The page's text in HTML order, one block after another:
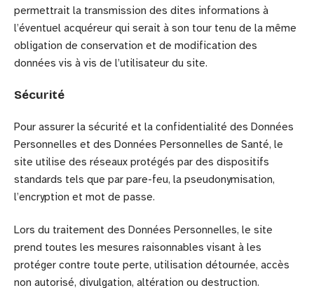
permettrait la transmission des dites informations à
l’éventuel acquéreur qui serait à son tour tenu de la même
obligation de conservation et de modification des
données vis à vis de l’utilisateur du site.
Sécurité
Pour assurer la sécurité et la confidentialité des Données
Personnelles et des Données Personnelles de Santé, le
site utilise des réseaux protégés par des dispositifs
standards tels que par pare-feu, la pseudonymisation,
l’encryption et mot de passe.
Lors du traitement des Données Personnelles, le site
prend toutes les mesures raisonnables visant à les
protéger contre toute perte, utilisation détournée, accès
non autorisé, divulgation, altération ou destruction.